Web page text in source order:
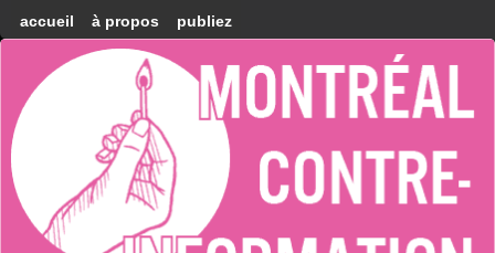
accueil à propos publiez
Montréal
Counter-
information